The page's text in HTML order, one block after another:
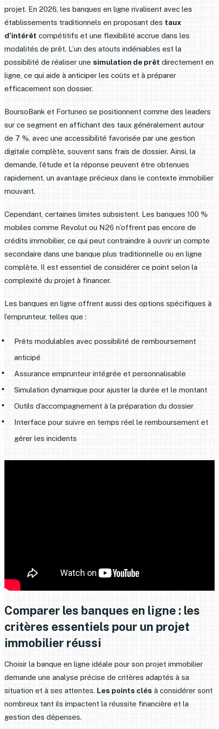
projet. En 2026, les banques en ligne rivalisent avec les
établissements traditionnels en proposant des taux
d’intérêt compétitifs et une flexibilité accrue dans les
modalités de prêt. L’un des atouts indéniables est la
possibilité de réaliser une simulation de prêt directement en
ligne, ce qui aide à anticiper les coûts et à préparer
efficacement son dossier.
BoursoBank et Fortuneo se positionnent comme des leaders
sur ce segment en affichant des taux généralement autour
de 7 %, avec une accessibilité favorisée par une gestion
digitale complète, souvent sans frais de dossier. Ainsi, la
demande, l’étude et la réponse peuvent être obtenues
rapidement, un avantage précieux dans le contexte immobilier
mouvant.
Cependant, certaines limites subsistent. Les banques 100 %
mobiles comme Revolut ou N26 n’offrent pas encore de
crédits immobilier, ce qui peut contraindre à ouvrir un compte
secondaire dans une banque plus traditionnelle ou en ligne
complète. Il est essentiel de considérer ce point selon la
complexité du projet à financer.
Les banques en ligne offrent aussi des options spécifiques à
l’emprunteur, telles que :
Prêts modulables avec possibilité de remboursement
anticipé
Assurance emprunteur intégrée et personnalisable
Simulation dynamique pour ajuster la durée et le montant
Outils d’accompagnement à la préparation du dossier
Interface pour suivre en temps réel le remboursement et
gérer les incidents
Comparer les banques en ligne : les
critères essentiels pour un projet
immobilier réussi
Choisir la banque en ligne idéale pour son projet immobilier
demande une analyse précise de critères adaptés à sa
situation et à ses attentes. Les points clés à considérer sont
nombreux tant ils impactent la réussite financière et la
gestion des dépenses.